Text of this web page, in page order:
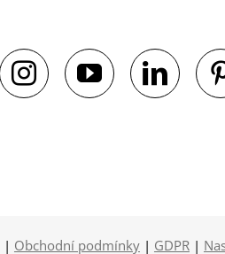
| Obchodní podmínky| GDPR|